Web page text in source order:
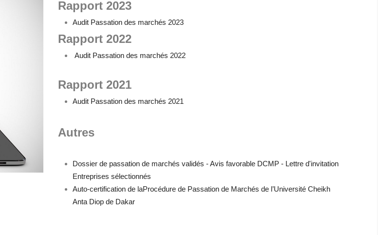
Rapport 2023
Audit Passation des marchés 2023
Rapport 2022
Audit Passation des marchés 2022
Rapport 2021
Audit Passation des marchés 2021
Autres
Dossier de passation de marchés validés - Avis favorable DCMP - Lettre d'invitation
Entreprises sélectionnés
Auto-certification de laProcédure de Passation de Marchés de l’Université Cheikh
Anta Diop de Dakar